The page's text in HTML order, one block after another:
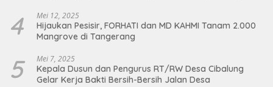
4 Mei 12, 2025
Hijaukan Pesisir, FORHATI dan MD KAHMI Tanam 2.000
Mangrove di Tangerang
5 Mei 7, 2025
Kepala Dusun dan Pengurus RT/RW Desa Cibalung
Gelar Kerja Bakti Bersih-Bersih Jalan Desa